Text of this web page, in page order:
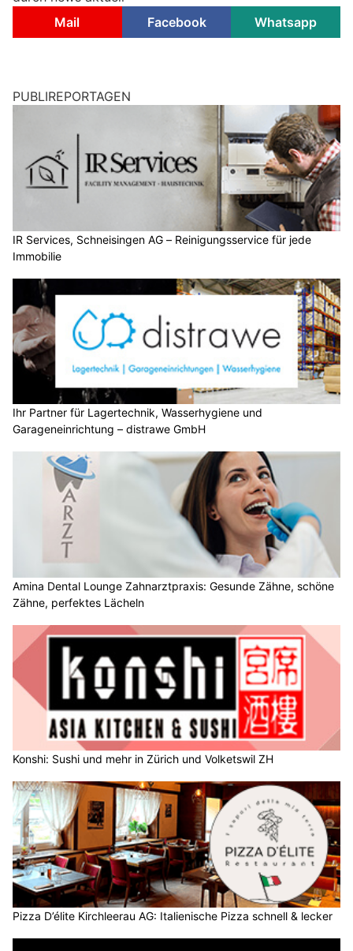
Mail
Facebook Whatsapp
PUBLIREPORTAGEN
IR Services, Schneisingen AG – Reinigungsservice für jede
Immobilie
Ihr Partner für Lagertechnik, Wasserhygiene und
Garageneinrichtung – distrawe GmbH
Amina Dental Lounge Zahnarztpraxis: Gesunde Zähne, schöne
Zähne, perfektes Lächeln
Konshi: Sushi und mehr in Zürich und Volketswil ZH
Pizza D’élite Kirchleerau AG: Italienische Pizza schnell & lecker